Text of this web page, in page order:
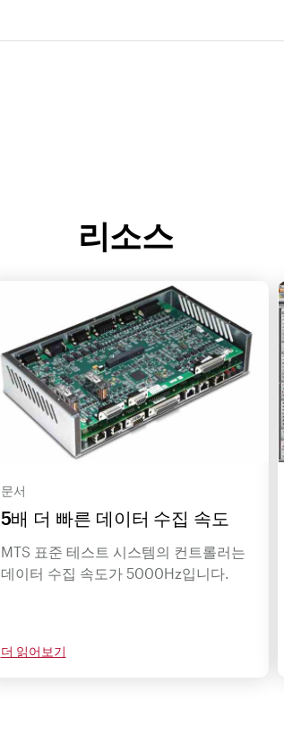
리소스
문서
5배 더 빠른 데이터 수집 속도
MTS 표준 테스트 시스템의 컨트롤러는
데이터 수집 속도가 5000Hz입니다.
더 읽어보기